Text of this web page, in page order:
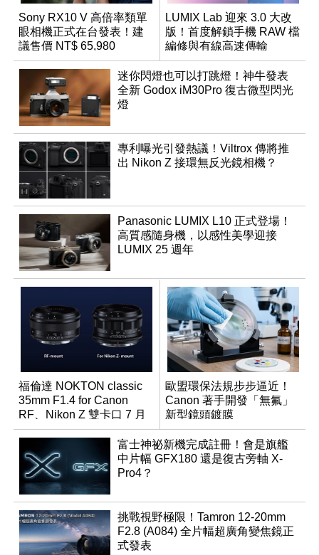
Sony RX10 V 高倍率類單
眼相機正式在台發表！建
議售價 NT$ 65,980
LUMIX Lab 迎來 3.0 大改
版！首度解鎖手機 RAW 檔
編修與有線高速傳輸
迷你閃燈也可以打跳燈！神牛發表
全新 Godox iM30Pro 復古微型閃光
燈
專利曝光引發熱議！Viltrox 傳將推
出 Nikon Z 接環無反光鏡相機？
Panasonic LUMIX L10 正式登場！
高質感隨身機，以感性美學迎接
LUMIX 25 週年
福倫達 NOKTON classic
35mm F1.4 for Canon
RF、Nikon Z 雙卡口 7 月
同步登台
歐盟環保法規步步逼近！
Canon 著手開發「無氟」
新型鏡頭鍍膜
富士神祕新機完成註冊！會是旗艦
中片幅 GFX180 還是復古旁軸 X-
Pro4？
挑戰視野極限！Tamron 12-20mm
F2.8 (A084) 全片幅超廣角變焦鏡正
式發表